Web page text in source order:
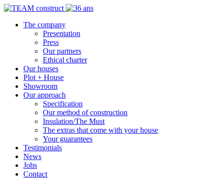
The company
Presentation
Press
Our partners
Ethical charter
Our houses
Plot + House
Showroom
Our approach
Specification
Our method of construction
Insulation/The Must
The extras that come with your house
Your guarantees
Testimonials
News
Jobs
Contact